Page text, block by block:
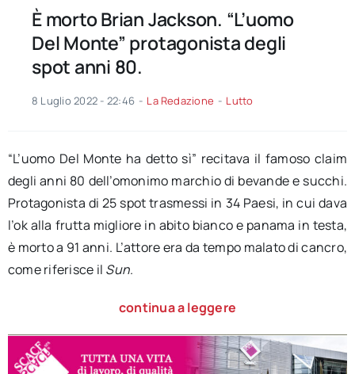
È morto Brian Jackson. “L’uomo
Del Monte” protagonista degli
spot anni 80.
8 Luglio 2022 - 22:46 - La Redazione - Lutto
“L’uomo Del Monte ha detto sì” recitava il famoso claim
degli anni 80 dell’omonimo marchio di bevande e succhi.
Protagonista di 25 spot trasmessi in 34 Paesi, in cui dava
l’ok alla frutta migliore in abito bianco e panama in testa,
è morto a 91 anni. L’attore era da tempo malato di cancro,
come riferisce il Sun.
continua a leggere